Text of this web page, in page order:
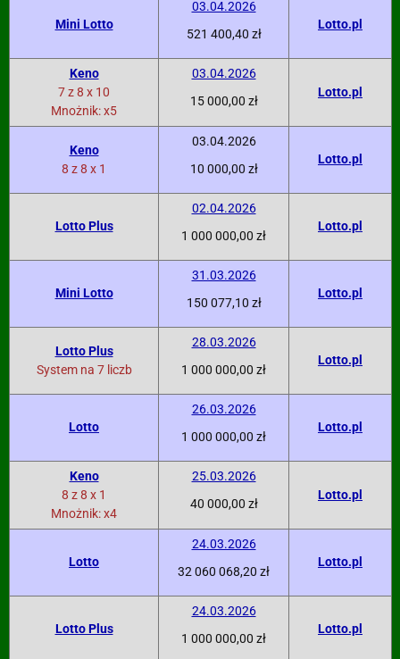
Mini Lotto
03.04.2026
521 400,40 zł
Lotto.pl
Keno
7 z 8 x 10
Mnożnik: x5
03.04.2026
15 000,00 zł
Lotto.pl
Keno
8 z 8 x 1
03.04.2026
10 000,00 zł
Lotto.pl
Lotto Plus
02.04.2026
1 000 000,00 zł
Lotto.pl
Mini Lotto
31.03.2026
150 077,10 zł
Lotto.pl
Lotto Plus
System na 7 liczb
28.03.2026
1 000 000,00 zł
Lotto.pl
Lotto
26.03.2026
1 000 000,00 zł
Lotto.pl
Keno
8 z 8 x 1
Mnożnik: x4
25.03.2026
40 000,00 zł
Lotto.pl
Lotto
24.03.2026
32 060 068,20 zł
Lotto.pl
Lotto Plus
24.03.2026
1 000 000,00 zł
Lotto.pl